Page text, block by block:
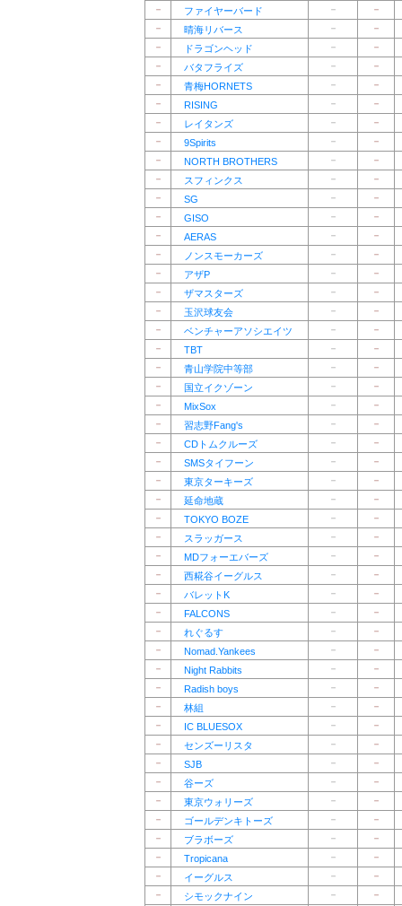
－
ファイヤーバード －
－
－
晴海リバース －
－
－
ドラゴンヘッド －
－
－
バタフライズ －
－
－
青梅HORNETS －
－
－
RISING －
－
－
レイタンズ －
－
－
9Spirits －
－
－
NORTH BROTHERS －
－
－
スフィンクス －
－
－
SG －
－
－
GISO －
－
－
AERAS －
－
－
ノンスモーカーズ －
－
－
アザP －
－
－
ザマスターズ －
－
－
玉沢球友会 －
－
－
ベンチャーアソシエイツ －
－
－
TBT －
－
－
青山学院中等部 －
－
－
国立イクゾーン －
－
－
MixSox －
－
－
習志野Fang's －
－
－
CDトムクルーズ －
－
－
SMSタイフーン －
－
－
東京ターキーズ －
－
－
延命地蔵 －
－
－
TOKYO BOZE －
－
－
スラッガース －
－
－
MDフォーエバーズ －
－
－
西糀谷イーグルス －
－
－
バレットK －
－
－
FALCONS －
－
－
れぐるす －
－
－
Nomad.Yankees －
－
－
Night Rabbits －
－
－
Radish boys －
－
－
林組 －
－
－
IC BLUESOX －
－
－
センズーリスタ －
－
－
SJB －
－
－
谷ーズ －
－
－
東京ウォリーズ －
－
－
ゴールデンキトーズ －
－
－
ブラボーズ －
－
－
Tropicana －
－
－
イーグルス －
－
－
シモックナイン － －